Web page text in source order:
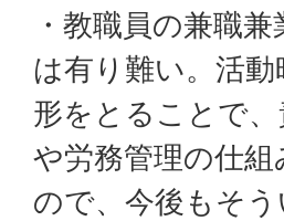
・教職員の兼職
は有り難い。活
形をとることで
や労務管理の仕
ので、今後もそ